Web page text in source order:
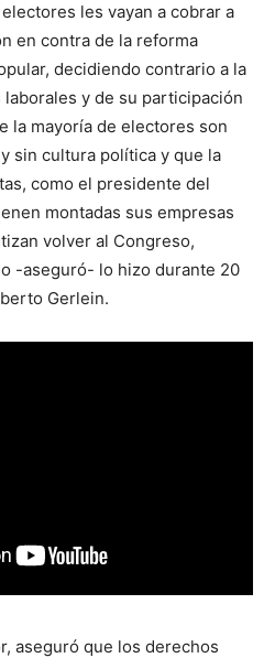
les vayan a cobrar a
en contra de la reforma
decidiendo contrario a la
y de su participación
la mayoría de electores son
sin cultura política y que la
como el presidente del
montadas sus empresas
volver al Congreso,
-aseguró- lo hizo durante 20
Gerlein.
aseguró que los derechos